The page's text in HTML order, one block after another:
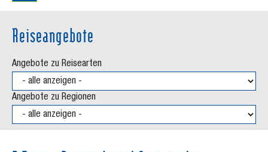
Reiseangebote
Angebote zu Reisearten
Angebote zu Regionen